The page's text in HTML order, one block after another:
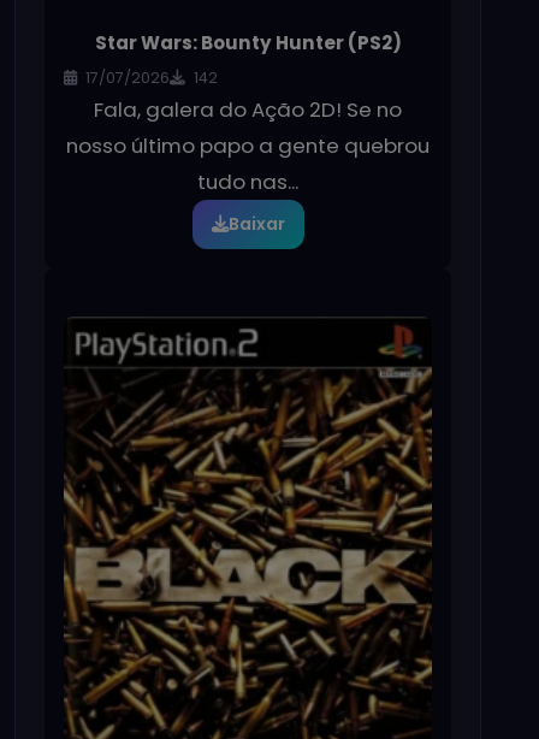
Star Wars: Bounty Hunter (PS2)
17/07/2026 142
Fala, galera do Ação 2D! Se no
nosso último papo a gente quebrou
tudo nas...
Baixar